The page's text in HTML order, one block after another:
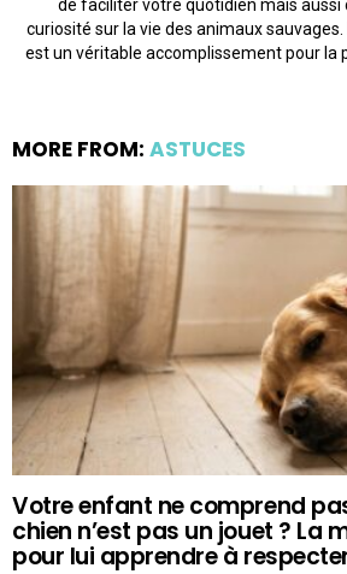
de faciliter votre quotidien mais
curiosité sur la vie des animaux
est un véritable accomplissement pour la
MORE FROM: ASTUCES
Votre enfant ne comprend
chien n’est pas un jouet ? La
pour lui apprendre à